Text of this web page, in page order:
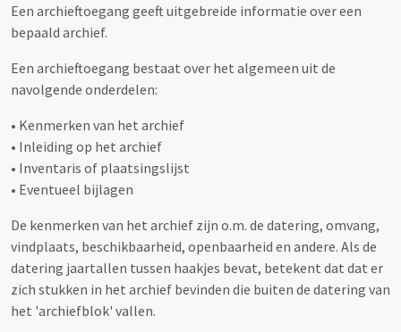
Een archieftoegang geeft uitgebreide informatie over een
bepaald archief.
Een archieftoegang bestaat over het algemeen uit de
navolgende onderdelen:
• Kenmerken van het archief
• Inleiding op het archief
• Inventaris of plaatsingslijst
• Eventueel bijlagen
De kenmerken van het archief zijn o.m. de datering, omvang,
vindplaats, beschikbaarheid, openbaarheid en andere. Als de
datering jaartallen tussen haakjes bevat, betekent dat dat er
zich stukken in het archief bevinden die buiten de datering van
het 'archiefblok' vallen.